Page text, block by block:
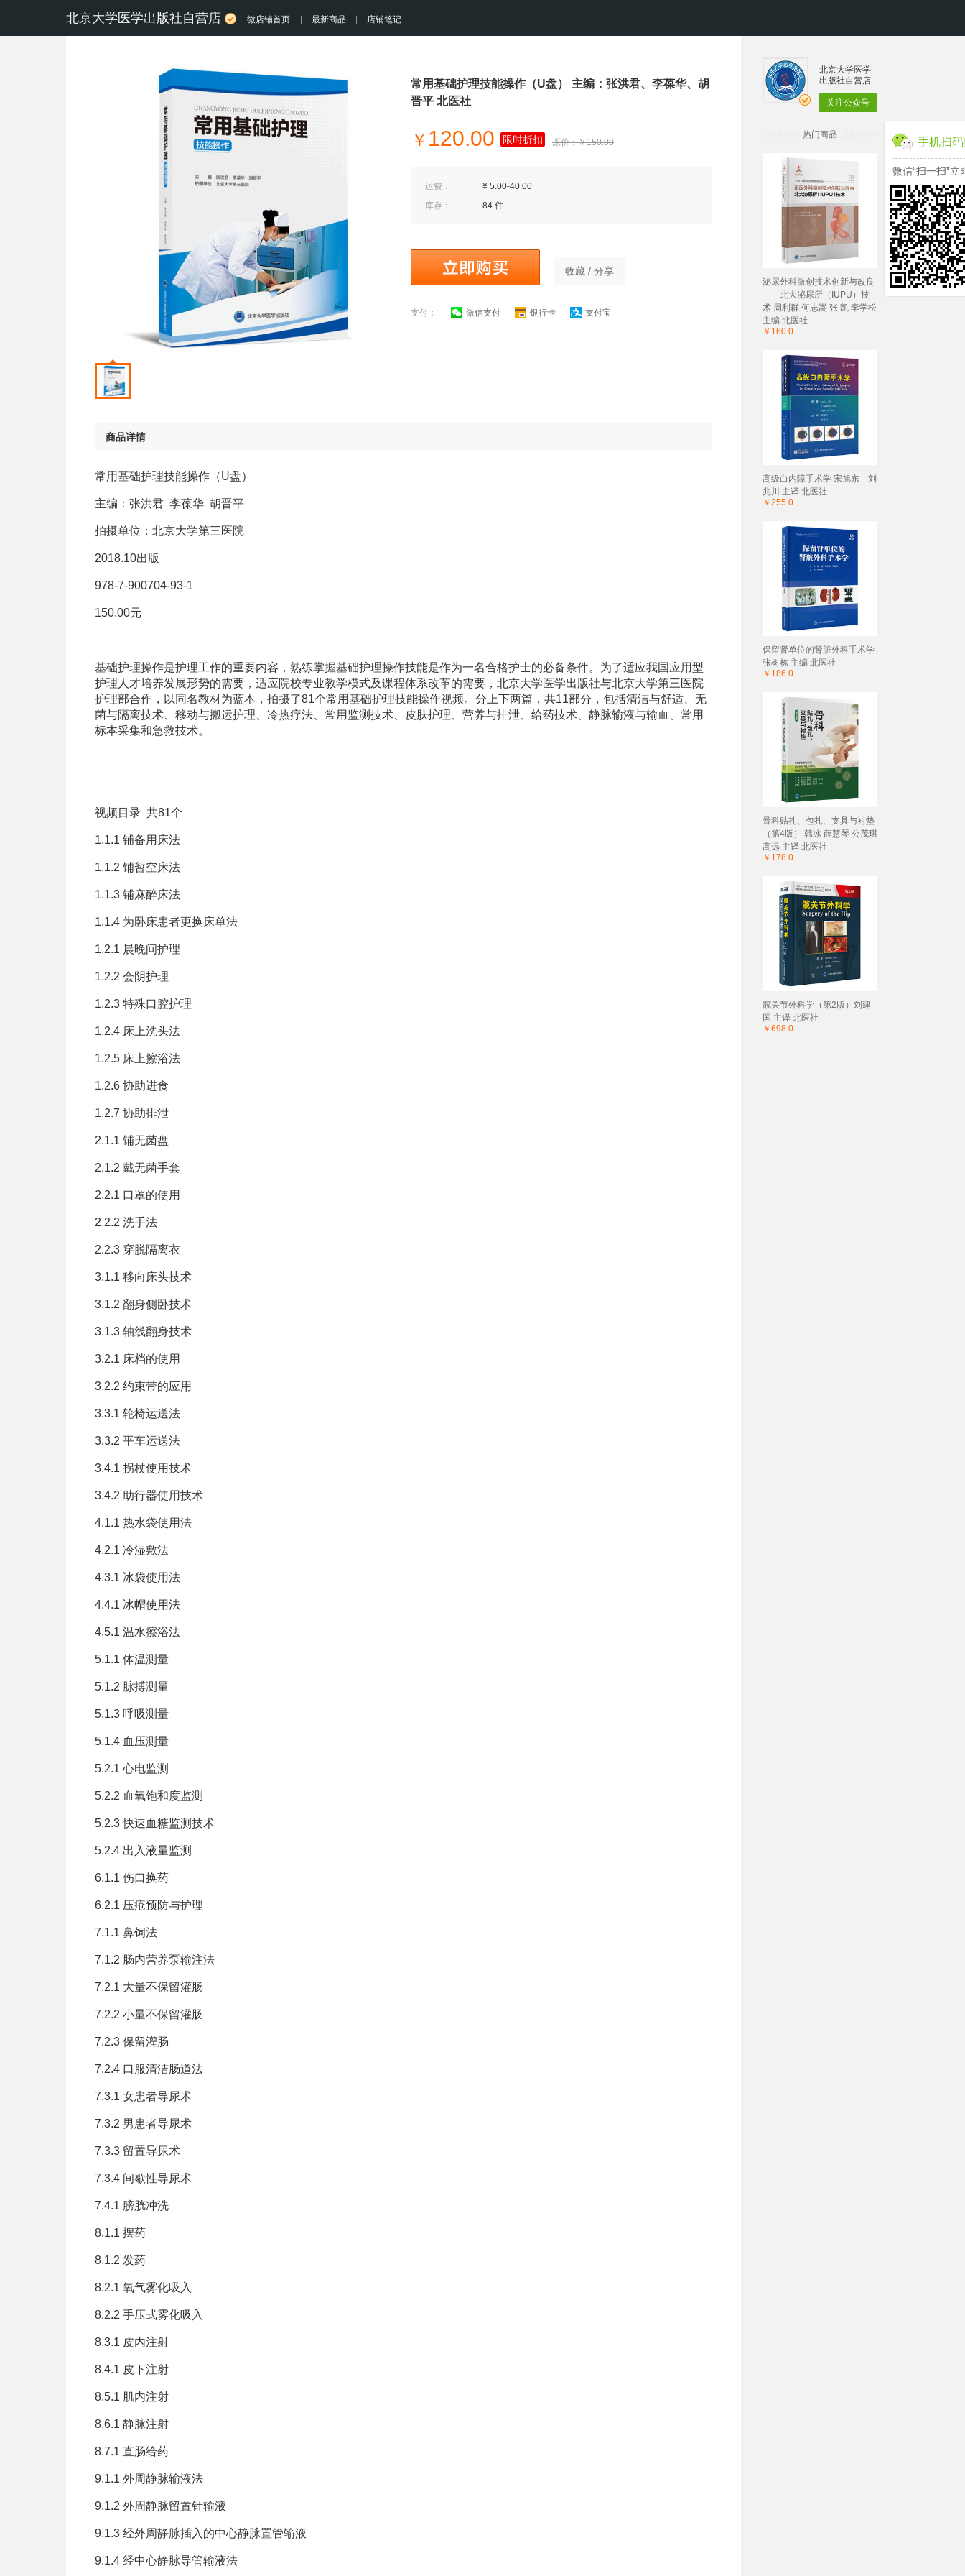
北京大学医学出版社自营店 微店铺首页 最新商品 店铺笔记
常用基础护理技能操作（U盘） 主编：张洪君、李葆华、胡
晋平 北医社
￥ 120.00 限时折扣 原价：￥150.00
运费：
¥ 5.00-40.00
库存：
84 件
收藏 / 分享
支付： 微信支付 银行卡 支付宝
商品详情
常用基础护理技能操作（U盘）
主编：张洪君 李葆华 胡晋平
拍摄单位：北京大学第三医院
2018.10出版
978-7-900704-93-1
150.00元
基础护理操作是护理工作的重要内容，熟练掌握基础护理操作技能是作为一名合格护士的必备条件。为了适应我国应用型
护理人才培养发展形势的需要，适应院校专业教学模式及课程体系改革的需要，北京大学医学出版社与北京大学第三医院
护理部合作，以同名教材为蓝本，拍摄了81个常用基础护理技能操作视频。分上下两篇，共11部分，包括清洁与舒适、无
菌与隔离技术、移动与搬运护理、冷热疗法、常用监测技术、皮肤护理、营养与排泄、给药技术、静脉输液与输血、常用
标本采集和急救技术。
视频目录 共81个
1.1.1 铺备用床法
1.1.2 铺暂空床法
1.1.3 铺麻醉床法
1.1.4 为卧床患者更换床单法
1.2.1 晨晚间护理
1.2.2 会阴护理
1.2.3 特殊口腔护理
1.2.4 床上洗头法
1.2.5 床上擦浴法
1.2.6 协助进食
1.2.7 协助排泄
2.1.1 铺无菌盘
2.1.2 戴无菌手套
2.2.1 口罩的使用
2.2.2 洗手法
2.2.3 穿脱隔离衣
3.1.1 移向床头技术
3.1.2 翻身侧卧技术
3.1.3 轴线翻身技术
3.2.1 床档的使用
3.2.2 约束带的应用
3.3.1 轮椅运送法
3.3.2 平车运送法
3.4.1 拐杖使用技术
3.4.2 助行器使用技术
4.1.1 热水袋使用法
4.2.1 冷湿敷法
4.3.1 冰袋使用法
4.4.1 冰帽使用法
4.5.1 温水擦浴法
5.1.1 体温测量
5.1.2 脉搏测量
5.1.3 呼吸测量
5.1.4 血压测量
5.2.1 心电监测
5.2.2 血氧饱和度监测
5.2.3 快速血糖监测技术
5.2.4 出入液量监测
6.1.1 伤口换药
6.2.1 压疮预防与护理
7.1.1 鼻饲法
7.1.2 肠内营养泵输注法
7.2.1 大量不保留灌肠
7.2.2 小量不保留灌肠
7.2.3 保留灌肠
7.2.4 口服清洁肠道法
7.3.1 女患者导尿术
7.3.2 男患者导尿术
7.3.3 留置导尿术
7.3.4 间歇性导尿术
7.4.1 膀胱冲洗
8.1.1 摆药
8.1.2 发药
8.2.1 氧气雾化吸入
8.2.2 手压式雾化吸入
8.3.1 皮内注射
8.4.1 皮下注射
8.5.1 肌内注射
8.6.1 静脉注射
8.7.1 直肠给药
9.1.1 外周静脉输液法
9.1.2 外周静脉留置针输液
9.1.3 经外周静脉插入的中心静脉置管输液
9.1.4 经中心静脉导管输液法
北京大学医学
出版社自营店
关注公众号
热门商品
泌尿外科微创技术创新与改良
——北大泌尿所（IUPU）技
术 周利群 何志嵩 张 凯 李学松
主编 北医社
￥160.0
高级白内障手术学 宋旭东 刘
兆川 主译 北医社
￥255.0
保留肾单位的肾脏外科手术学
张树栋 主编 北医社
￥186.0
骨科贴扎、包扎、支具与衬垫
（第4版） 韩冰 薛慧琴 公茂琪
高远 主译 北医社
￥178.0
髋关节外科学（第2版）刘建
国 主译 北医社
￥698.0
手机扫
微信“扫一扫”立